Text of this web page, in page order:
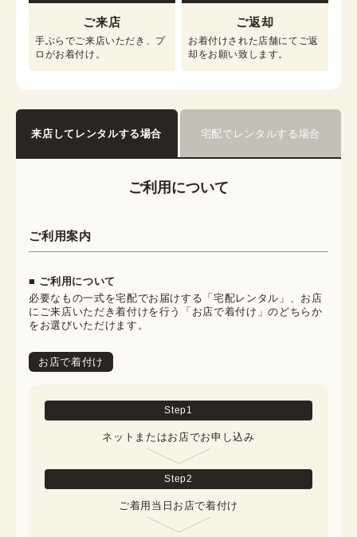
ご来店
手ぶらでご来店いただき、プ
ロがお着付け。
ご返却
お着付けされた店舗にてご返
却をお願い致します。
来店してレンタルする場合 宅配でレンタルする場合
ご利用について
ご利用案内
■ ご利用について
必要なもの一式を宅配でお届けする「宅配レンタル」、お店
にご来店いただき着付けを行う「お店で着付け」のどちらか
をお選びいただけます。
お店で着付け
Step1
ネットまたはお店でお申し込み
Step2
ご着用当日お店で着付け